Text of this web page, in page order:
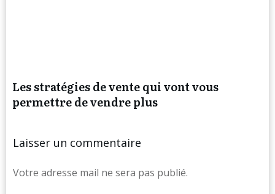
Les stratégies de vente qui vont vous
permettre de vendre plus
Laisser un commentaire
Votre adresse mail ne sera pas publié.